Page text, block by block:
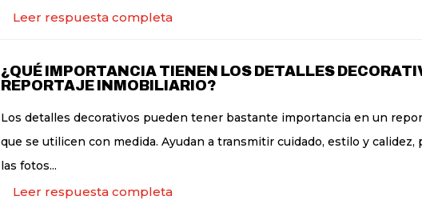
Leer respuesta completa
¿QUÉ IMPORTANCIA TIENEN LOS DETALLES
REPORTAJE INMOBILIARIO?
Los detalles decorativos pueden tener bastante importancia en un
que se utilicen con medida. Ayudan a transmitir cuidado, estilo y
las fotos...
Leer respuesta completa